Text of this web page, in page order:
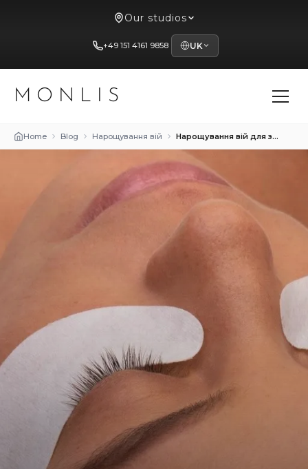
Our studios
+49 151 4161 9858 UK
MONLIS
Home Blog Нарощування вій Нарощування вій для зрілої шкіри — елегантність у будь-якому віці